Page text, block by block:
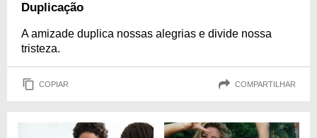
Duplicação
A amizade duplica nossas alegrias e divide nossa
tristeza.
COPIAR COMPARTILHAR